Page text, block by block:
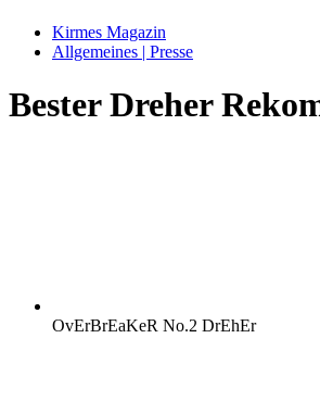
Kirmes Magazin
Allgemeines | Presse
Bester Dreher
OvErBrEaKeR No.2 DrEhEr